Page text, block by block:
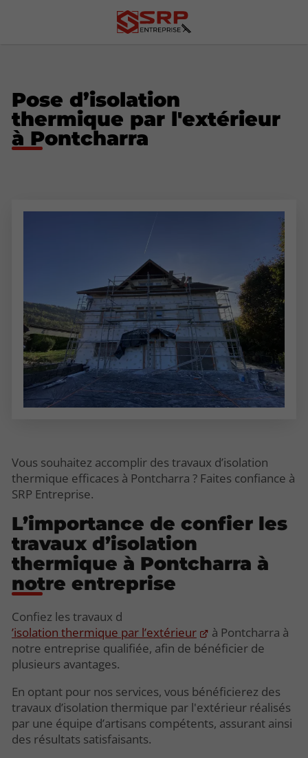
Pose d’isolation
thermique par l'extérieur
à Pontcharra
Vous souhaitez accomplir des travaux d’isolation
thermique efficaces à Pontcharra ? Faites confiance à
SRP Entreprise.
L’importance de confier les
travaux d’isolation
thermique à Pontcharra à
notre entreprise
Confiez les travaux d
’isolation thermique par l’extérieur
à Pontcharra à
notre entreprise qualifiée, afin de bénéficier de
plusieurs avantages.
En optant pour nos services, vous bénéficierez des
travaux d’isolation thermique par l'extérieur réalisés
par une équipe d’artisans compétents, assurant ainsi
des résultats satisfaisants.